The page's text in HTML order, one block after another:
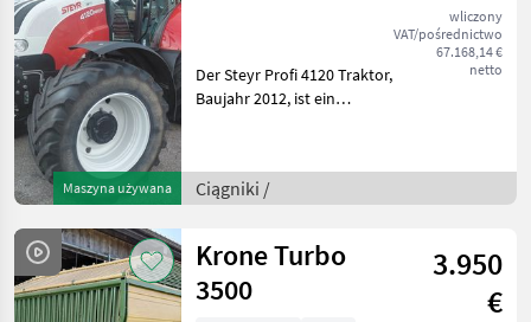
Maszyna używana
wliczony
VAT/pośrednictwo
67.168,14 €
netto
Der Steyr Profi 4120 Traktor,
Baujahr 2012, ist ein
der sich ideal für den
Einsatz im Grünland eignet.
Ciągniki /
Krone Turbo
3500
3.950
€